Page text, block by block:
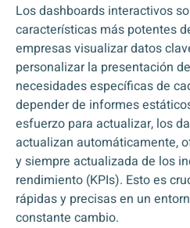
Los dashboards interactivos
características más potentes
empresas visualizar datos
personalizar la presentación
necesidades específicas de
depender de informes
esfuerzo para actualizar, los
actualizan automáticamente,
y siempre actualizada de los
rendimiento (KPIs). Esto es
rápidas y precisas en un
constante cambio.